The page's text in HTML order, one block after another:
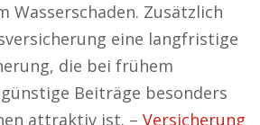
Wasserschaden. Zusätzlich
eine langfristige
die bei frühem
Beiträge besonders
attraktiv ist. – Versicherung